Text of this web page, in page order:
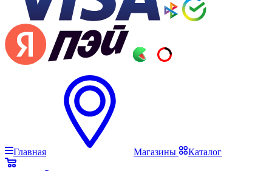
Главная Магазины Каталог